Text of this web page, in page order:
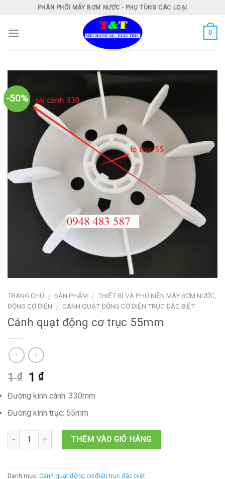
content
PHÂN PHỐI MÁY BƠM NƯỚC - PHỤ TÙNG CÁC LOẠI
0
-50%
TRANG CHỦ / SẢN PHẨM / THIẾT BỊ VÀ PHỤ KIỆN MÁY BƠM NƯỚC,
ĐỘNG CƠ ĐIỆN / CÁNH QUẠT ĐỘNG CƠ ĐIỆN TRỤC ĐẶC BIỆT
Cánh quạt động cơ trục 55mm
1₫
Giá
là:
1 ₫.
1₫Giá
tại
là:
Đường kính cánh: 330mm
Đường kính trục: 55mm
THÊM VÀO GIỎ HÀNG
Danh mục: Cánh quạt động cơ điện trục đặc biệt